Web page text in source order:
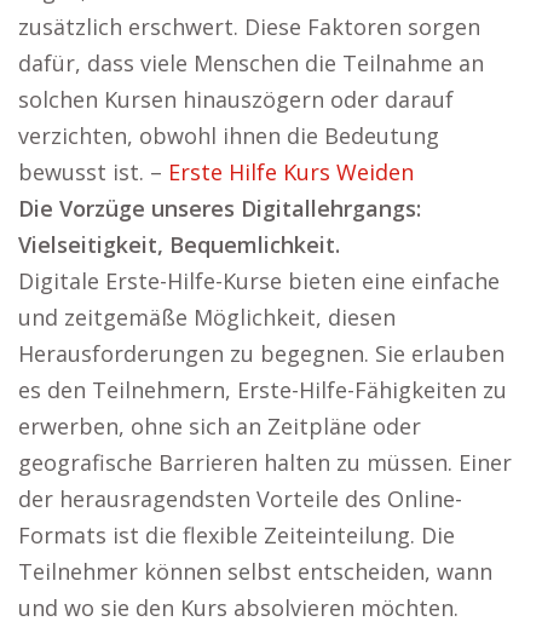
zusätzlich erschwert. Diese Faktoren sorgen
dafür, dass viele Menschen die Teilnahme an
solchen Kursen hinauszögern oder darauf
verzichten, obwohl ihnen die Bedeutung
bewusst ist. – Erste Hilfe Kurs Weiden
Die Vorzüge unseres Digitallehrgangs:
Vielseitigkeit, Bequemlichkeit.
Digitale Erste-Hilfe-Kurse bieten eine einfache
und zeitgemäße Möglichkeit, diesen
Herausforderungen zu begegnen. Sie erlauben
es den Teilnehmern, Erste-Hilfe-Fähigkeiten zu
erwerben, ohne sich an Zeitpläne oder
geografische Barrieren halten zu müssen. Einer
der herausragendsten Vorteile des Online-
Formats ist die flexible Zeiteinteilung. Die
Teilnehmer können selbst entscheiden, wann
und wo sie den Kurs absolvieren möchten.